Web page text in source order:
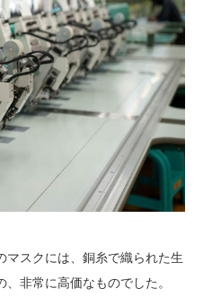
マスクには、銅糸で織られた生
非常に高価なものでした。